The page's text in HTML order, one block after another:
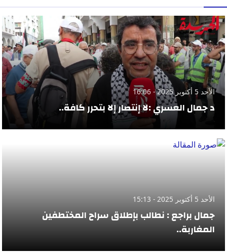
الأحد 5 أكتوبر 2025 - 16:06
د جمال العسري :لا إنتصار إلا بتحرر كافة..
الأحد 5 أكتوبر 2025 - 15:13
جمال براجع : نطالب بإطلاق سراح المختطفين
المغاربة..